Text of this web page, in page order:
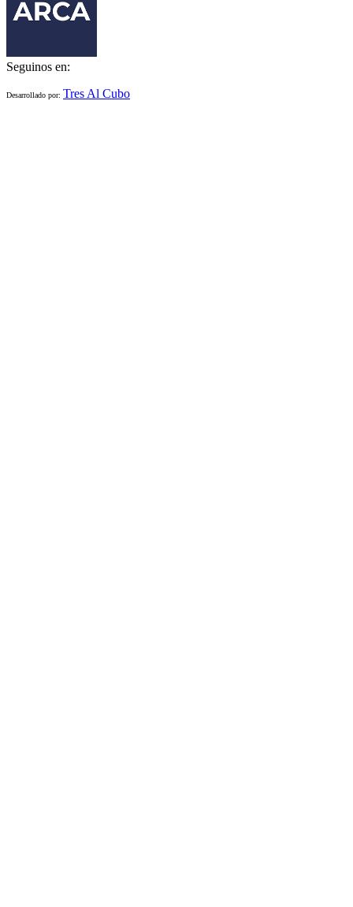
Seguinos en:
Desarrollado por: Tres Al Cubo